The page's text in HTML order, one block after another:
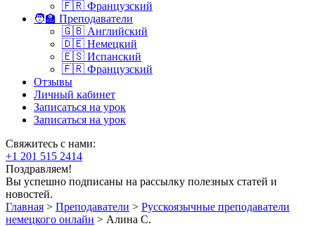
🇫🇷 Французский
🧑‍🏫 Преподаватели
🇬🇧 Английский
🇩🇪 Немецкий
🇪🇸 Испанский
🇫🇷 Французский
Отзывы
Личный кабинет
Записаться на урок
Записаться на урок
Свяжитесь с нами:
+1 201 515 2414
Поздравляем!
Вы успешно подписаны на рассылку полезных статей и
новостей.
Главная > Преподаватели > Русскоязычные преподаватели
немецкого онлайн > Алина С.